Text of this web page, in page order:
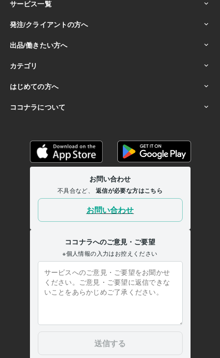
占いの結果およびその内容を踏まえておこなったお客様の行動により生
ずる一切の損害について、当社および情報の提供者は一切責任を負いか
ねます。